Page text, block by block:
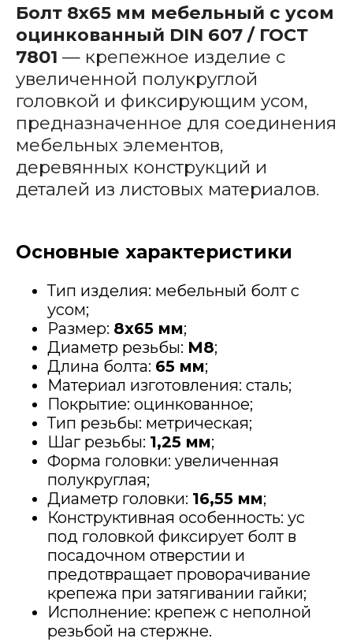
Болт 8х65 мм мебельный с усом
оцинкованный DIN 607 / ГОСТ
7801 — крепежное изделие с
увеличенной полукруглой
головкой и фиксирующим усом,
предназначенное для соединения
мебельных элементов,
деревянных конструкций и
деталей из листовых материалов.
Основные характеристики
Тип изделия: мебельный болт с
усом;
Размер: 8х65 мм;
Диаметр резьбы: М8;
Длина болта: 65 мм;
Материал изготовления: сталь;
Покрытие: оцинкованное;
Тип резьбы: метрическая;
Шаг резьбы: 1,25 мм;
Форма головки: увеличенная
полукруглая;
Диаметр головки: 16,55 мм;
Конструктивная особенность: ус
под головкой фиксирует болт в
посадочном отверстии и
предотвращает проворачивание
крепежа при затягивании гайки;
Исполнение: крепеж с неполной
резьбой на стержне.